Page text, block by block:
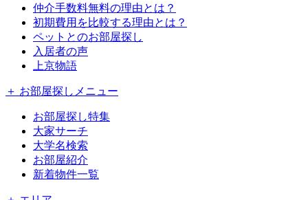
仲介手数料無料の理由とは？
初期費用を比較する理由とは？
ペットとのお部屋探し
入居者の声
上京物語
＋ お部屋探しメニュー
お部屋探し特集
大家サーチ
大学名検索
お部屋紹介
新着物件一覧